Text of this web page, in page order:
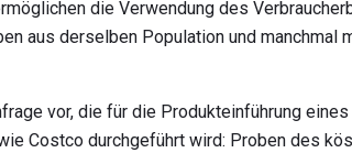
die Verwendung des
aus derselben Population und manchmal
vor, die für die Produkteinführung
Costco durchgeführt wird: Proben des